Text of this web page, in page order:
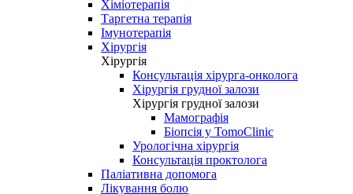
Хіміотерапія
Таргетна терапія
Імунотерапія
Хірургія
Хірургія
Консультація хірурга-онколога
Хірургія грудної залози
Хірургія грудної залози
Мамографія
Біопсія у TomoClinic
Урологічна хірургія
Консультація проктолога
Паліативна допомога
Лікування болю